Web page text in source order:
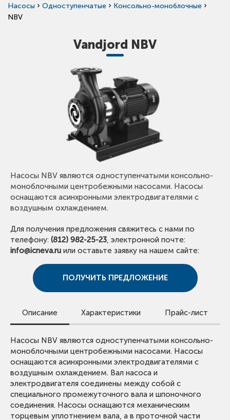
Насосы › Одноступенчатые › Консольно-моноблочные ›
NBV
Vandjord NBV
Насосы NBV являются одноступенчатыми консольно-
моноблочными центробежными насосами. Насосы
оснащаются асинхронными электродвигателями с
воздушным охлаждением.
Для получения предложения свяжитесь с нами по
телефону: (812) 982-25-23, электронной почте:
info@icneva.ru или оставьте заявку на нашем сайте:
ПОЛУЧИТЬ ПРЕДЛОЖЕНИЕ
Описание Характеристики Прайс-лист
Насосы NBV являются одноступенчатыми консольно-
моноблочными центробежными насосами. Насосы
оснащаются асинхронными электродвигателями с
воздушным охлаждением. Вал насоса и
электродвигателя соединены между собой с
специального промежуточного вала и шпоночного
соединения. Насосы оснащаются механическим
торцевым уплотнением вала, а в проточной части
Вид оборудования:Консольно-моноблочные
насосы
Тип оборудования:
NBV
Максимальный расход:до 1750 м³/ч
Максимальный напор:до150 м
Макс. рабочее давление:16 / 25 бар
Для просмотра цен скачайте прайс-лист.
Обращаем внимание, что в прайс-листе указаны сметные
Для получения предложения со скидкой оставьте заявку
или свяжитесь с нами.
ОТКРЫТЬ ПРАЙС ЛИСТ VANDJORD